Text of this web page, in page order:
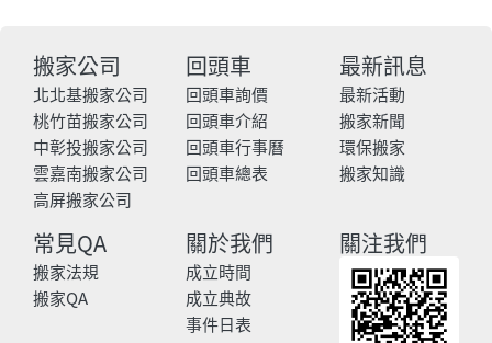
搬家公司
北北基搬家公司
桃竹苗搬家公司
中彰投搬家公司
雲嘉南搬家公司
高屏搬家公司
回頭車
回頭車詢價
回頭車介紹
回頭車行事曆
回頭車總表
最新訊息
最新活動
搬家新聞
環保搬家
搬家知識
常見QA
搬家法規
搬家QA
關於我們
成立時間
成立典故
事件日表
關注我們